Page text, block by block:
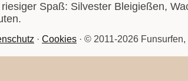
Spaß: Silvester Bleigießen,
· Cookies · © 2011-2026